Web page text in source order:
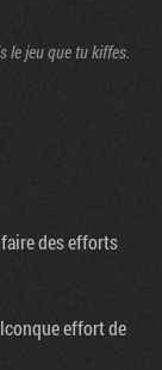
le jeu que tu kiffes.
des efforts
effort de